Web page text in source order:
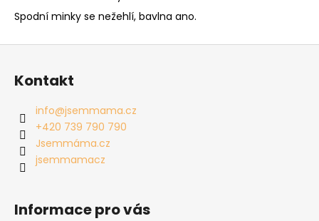
Spodní minky se nežehlí, bavlna ano.
Kontakt
info@jsemmama.cz
+420 739 790 790
Jsemmáma.cz
jsemmamacz
Informace pro vás